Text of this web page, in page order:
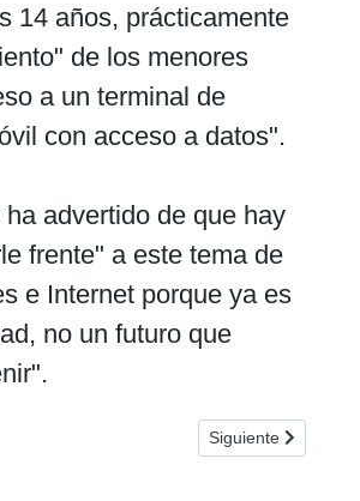
14 años, prácticamente
de los menores
a un terminal de
con acceso a datos".
ha advertido de que hay
frente" a este tema de
e Internet porque ya es
no un futuro que
Resolución unánime del Congreso de los
Artículo siguiente:
Siguiente